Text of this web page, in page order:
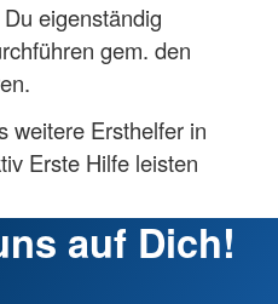
eigenständig
gem. den
weitere Ersthelfer in
Erste Hilfe leisten
auf Dich!